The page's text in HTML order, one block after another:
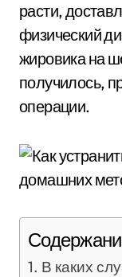
расти,
физический
жировика на
получилось,
операции.
В каких